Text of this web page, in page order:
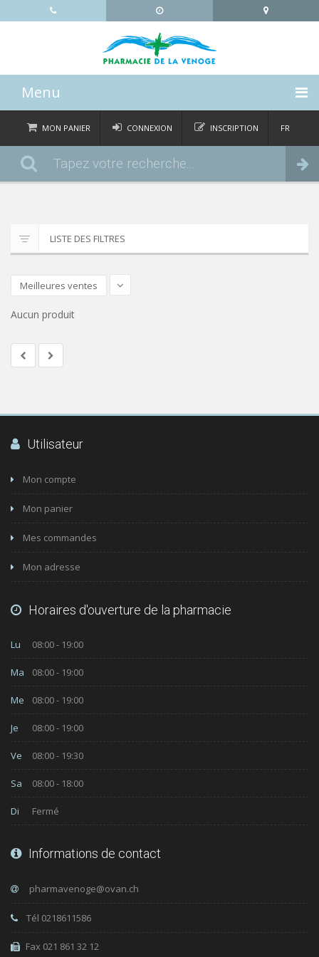
Menu
ACCUEIL
CATÉGORIES
CONTACT
MON PANIER
Commander
CONNEXION INSCRIPTION FR
LISTE DES FILTRES
Meilleures ventes
Aucun produit
Utilisateur
Mon compte
Mon panier
Mes commandes
Mon adresse
Horaires d'ouverture de la pharmacie
Lu 08:00 - 19:00
Ma 08:00 - 19:00
Me 08:00 - 19:00
Je 08:00 - 19:00
Ve 08:00 - 19:30
Sa 08:00 - 18:00
Di Fermé
Informations de contact
Tél 0218611586
Fax 021 861 32 12